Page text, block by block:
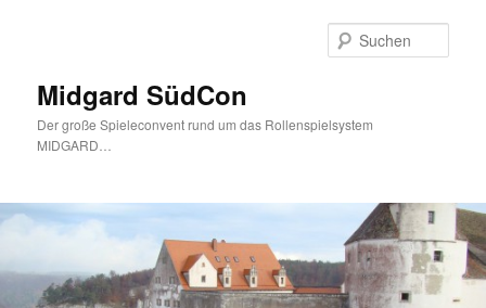
Midgard SüdCon
Der große Spieleconvent rund um das Rollenspielsystem
MIDGARD…